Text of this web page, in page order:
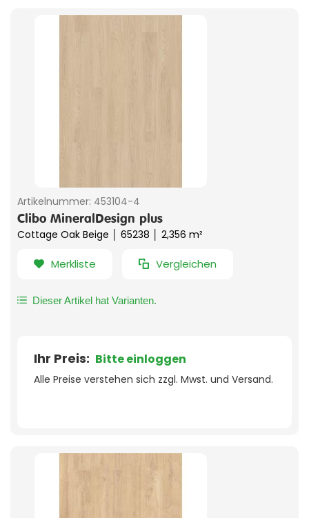
Artikelnummer: 453104-4
Clibo MineralDesign plus
Cottage Oak Beige │ 65238 │ 2,356 m²
Merkliste Vergleichen
Dieser Artikel hat Varianten.
Ihr Preis: Bitte einloggen
Alle Preise verstehen sich zzgl. Mwst. und Versand.